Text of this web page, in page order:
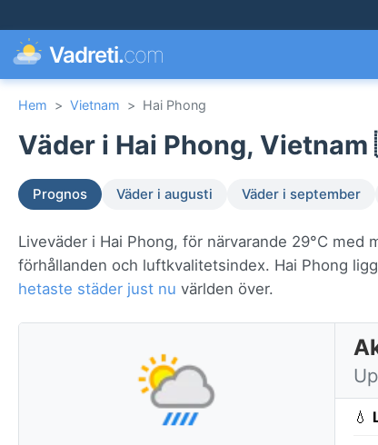
Vadreti.com
Hem > Vietnam > Hai Phong
Väder i Hai Phong,
Prognos Väder i augusti Väder i september
Liveväder i Hai Phong, för närvarande 29°C
förhållanden och luftkvalitetsindex. Hai Phong
hetaste städer just nu världen över.
💧